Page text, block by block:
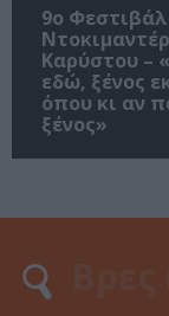
9ο Φεστιβάλ
Ντοκιμαντέρ
Καρύστου –
εδώ, ξένος
όπου κι αν
ξένος»